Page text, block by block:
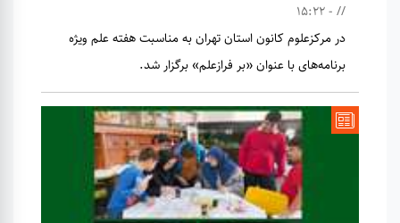
// - 15:22
در مرکزعلوم کانون استان تهران به مناسبت هفته علم ویژه
برنامه‌های با عنوان «بر فرازعلم» برگزار شد.